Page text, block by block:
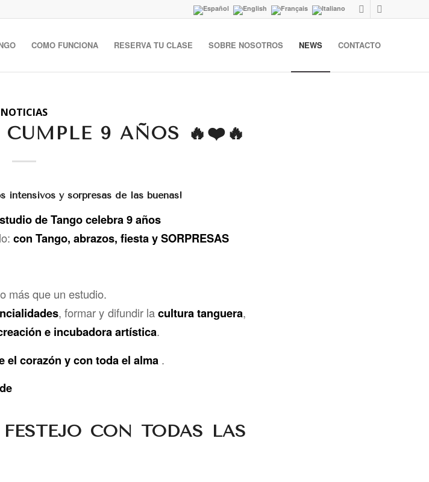
COMO FUNCIONA RESERVA TU CLASE SOBRE NOSOTROS NEWS CONTACTO
NOTICIAS
9 AÑOS 🔥❤️🔥
intensivos y sorpresas de las buenas!
de Tango celebra 9 años
con Tango, abrazos, fiesta y SORPRESAS
más que un estudio.
, formar y difundir lacultura tanguera,
e incubadora artística.
el corazón y con toda el alma .
CON TODAS LAS